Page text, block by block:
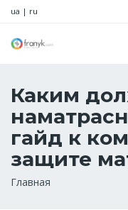
ua | ru
Каким
гайд к
защите
Строка
Главная